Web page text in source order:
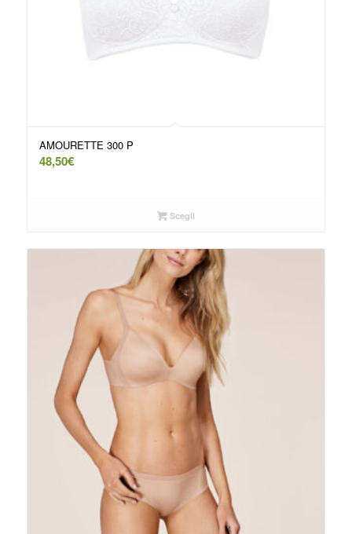
AMOURETTE 300 P
48,50€
Scegli